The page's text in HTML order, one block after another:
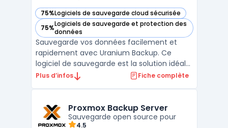
75%Logiciels de sauvegarde cloud sécurisée
— voir Uranium Backup dans cette catégorie
75%Logiciels de sauvegarde et protection des
données
— voir Uranium Backup dans cette catégorie
Sauvegarde vos données facilement et
rapidement avec Uranium Backup. Ce
logiciel de sauvegarde est la solution idéale
pour sécuriser vos fichiers sur tous types de
Uranium Backup offre une interface simple
d'utilisati ...
Plus d’infos Fiche complète
Proxmox Backup Server
Sauvegarde open source pour
4.5